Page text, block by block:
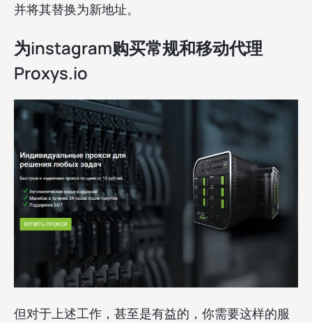
并将其替换为新地址。
为instagram购买常规和移动代理
Proxys.io
但对于上述工作，甚至是有益的，你需要这样的服